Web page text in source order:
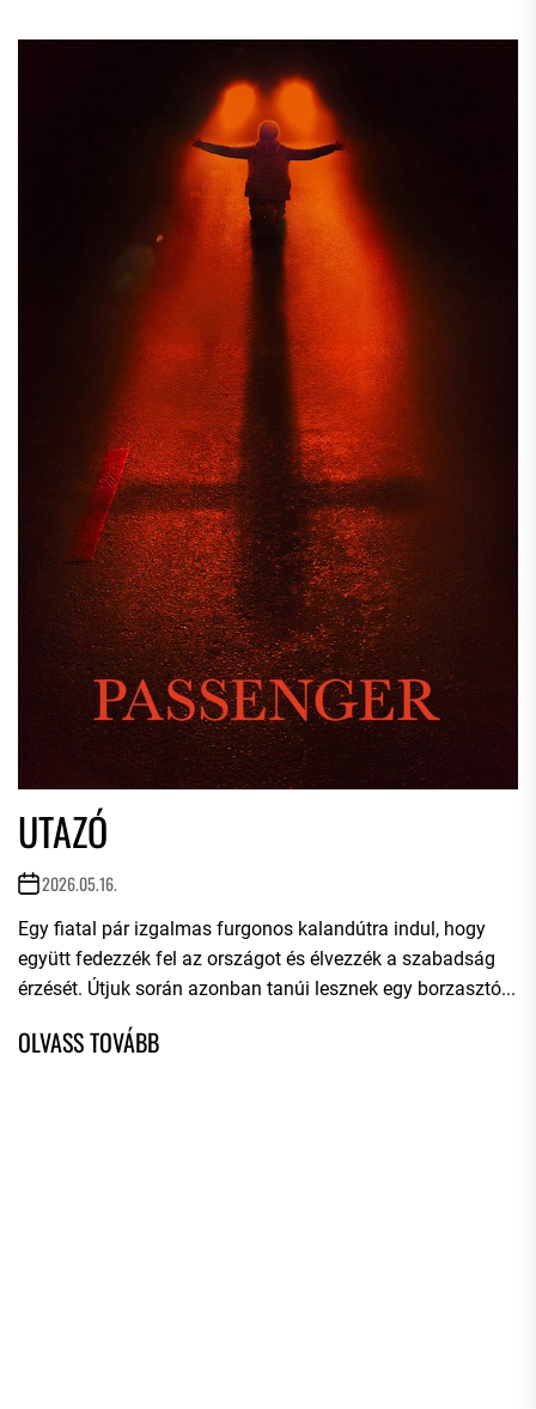
UTAZÓ
2026.05.16.
Egy fiatal pár izgalmas furgonos kalandútra indul, hogy
együtt fedezzék fel az országot és élvezzék a szabadság
érzését. Útjuk során azonban tanúi lesznek egy borzasztó...